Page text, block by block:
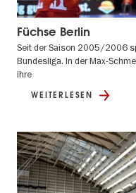
Füchse Berlin
Seit der Saison 2005/2006
Bundesliga. In der Max-
ihre
WEITERLESEN